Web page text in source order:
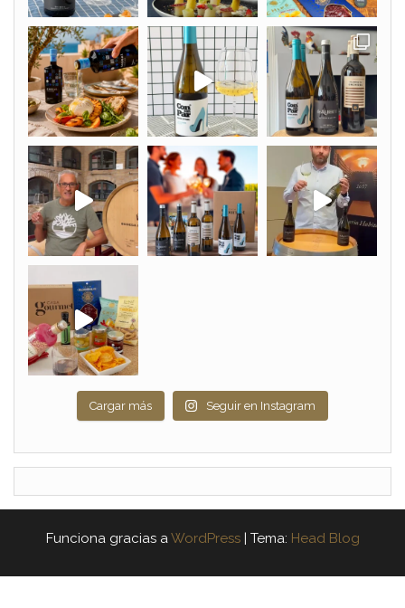
Cargar más Seguir en Instagram
Funciona gracias aWordPress | Tema: Head Blog